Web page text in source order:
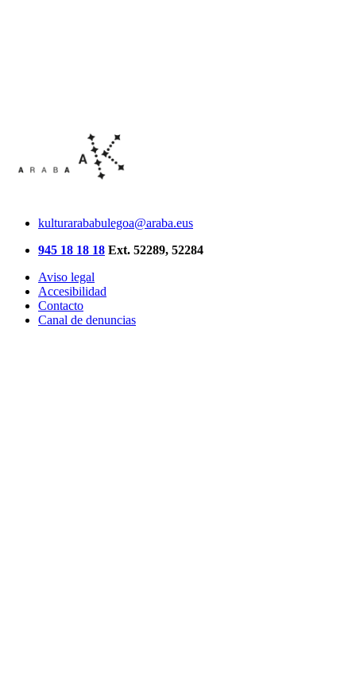
kulturarababulegoa@araba.eus
945 18 18 18 Ext. 52289, 52284
Aviso legal
Accesibilidad
Contacto
Canal de denuncias